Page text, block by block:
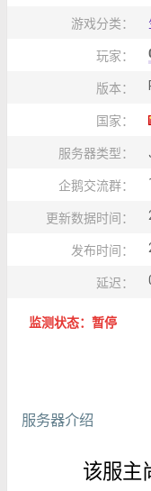
游戏分类：
玩家：
版本：
国家：
服务器类型：
企鹅交流群：
更新数据时间：
发布时间：
延迟：
监测状态：暂停
服务器介绍
该服主